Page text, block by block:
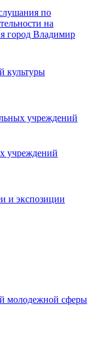
по
на
город Владимир
культуры
учреждений
учреждений
и экспозиции
молодежной сферы